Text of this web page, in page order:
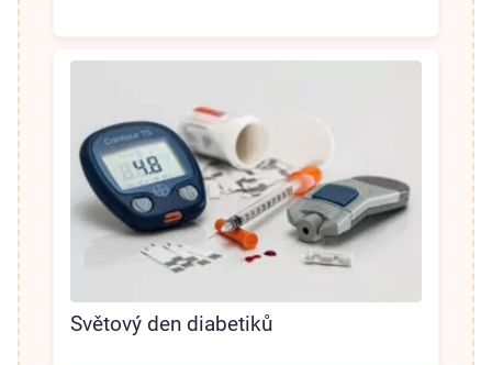
Světový den diabetiků